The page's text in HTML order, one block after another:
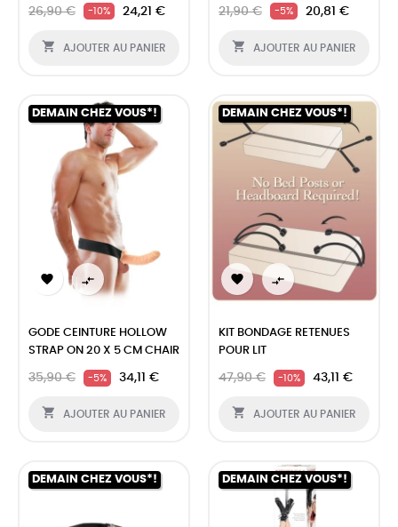
26,90 € -10% 24,21 €
 AJOUTER AU PANIER
21,90 € -5% 20,81 €
 AJOUTER AU PANIER
DEMAIN CHEZ VOUS*!
 
GODE CEINTURE HOLLOW
STRAP ON 20 X 5 CM CHAIR
35,90 € -5% 34,11 €
 AJOUTER AU PANIER
DEMAIN CHEZ VOUS*!
 
KIT BONDAGE RETENUES
POUR LIT
47,90 € -10% 43,11 €
 AJOUTER AU PANIER
DEMAIN CHEZ VOUS*! DEMAIN CHEZ VOUS*!